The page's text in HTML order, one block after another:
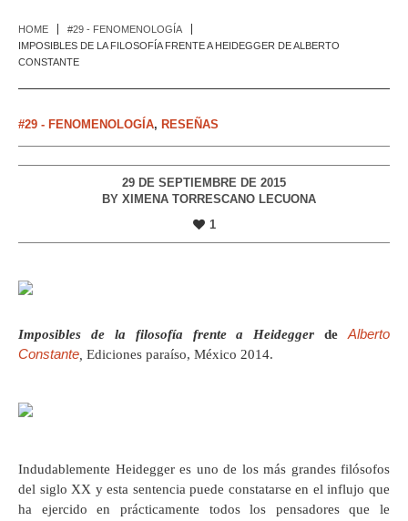
HOME
#29 - FENOMENOLOGÍA
IMPOSIBLES DE LA FILOSOFÍA FRENTE A HEIDEGGER DE ALBERTO
CONSTANTE
#29 - FENOMENOLOGÍA, RESEÑAS
29 DE SEPTIEMBRE DE 2015
BY XIMENA TORRESCANO LECUONA
1
Imposibles de la filosofía frente a HeideggerdeAlberto
Constante, Ediciones paraíso, México 2014.
Indudablemente Heidegger es uno de los más grandes filósofos
del siglo XX y esta sentencia puede constatarse en el influjo que
ha ejercido en prácticamente todos los pensadores que le